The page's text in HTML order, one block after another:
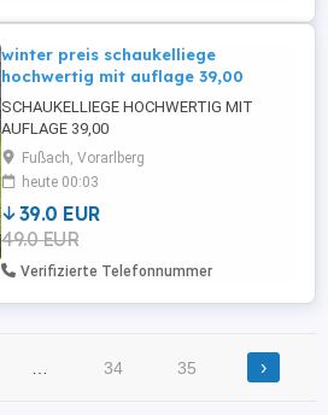
winter preis schaukelliege
hochwertig mit auflage 39,00
SCHAUKELLIEGE HOCHWERTIG MIT
AUFLAGE 39,00
Fußach, Vorarlberg
heute 00:03
39.0 EUR
49.0 EUR
Verifizierte Telefonnummer
34 35 ›